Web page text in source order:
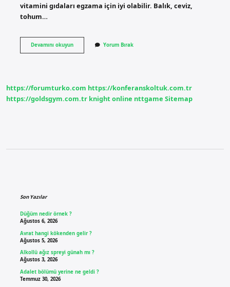
vitamini gıdaları egzama için iyi olabilir. Balık, ceviz,
tohum…
Devamını okuyunBebeği
Atopik
Yememeli
Yorum Bırak
https://forumturko.com https://konferanskoltuk.com.tr
https://goldsgym.com.tr knight online nttgame Sitemap
Son Yazılar
Düğüm nedir örnek ?
Ağustos 6, 2026
Avrat hangi kökenden gelir ?
Ağustos 5, 2026
Alkollü ağız spreyi günah mı ?
Ağustos 3, 2026
Adalet bölümü yerine ne geldi ?
Temmuz 30, 2026